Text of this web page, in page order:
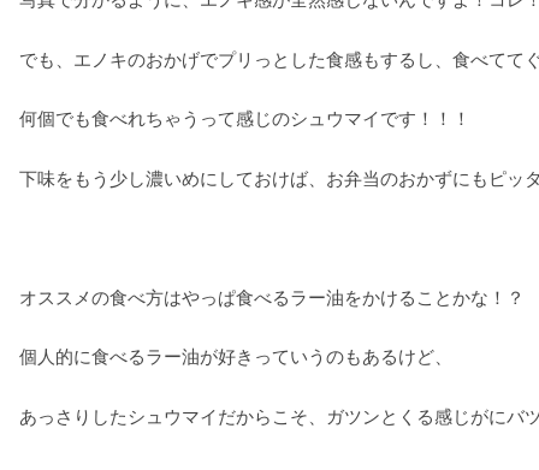
でも、エノキのおかげでプリっとした食感もするし、食べてて
何個でも食べれちゃうって感じのシュウマイです！！！
下味をもう少し濃いめにしておけば、お弁当のおかずにもピッ
オススメの食べ方はやっぱ食べるラー油をかけることかな！？
個人的に食べるラー油が好きっていうのもあるけど、
あっさりしたシュウマイだからこそ、ガツンとくる感じがにバ